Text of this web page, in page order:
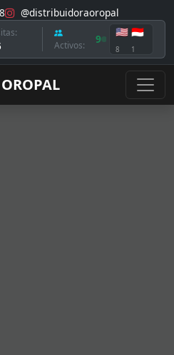
@distribuidoraoropal
Activos: 9
🇺🇸
8
🇮🇩
1